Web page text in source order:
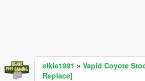
elkie1991 » Vapid Coyote
Replace]